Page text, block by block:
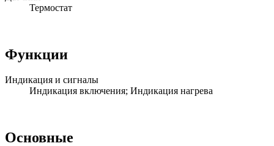
Термостат
Функции
Индикация и сигналы
Индикация включения; Индикация нагрева
Основные